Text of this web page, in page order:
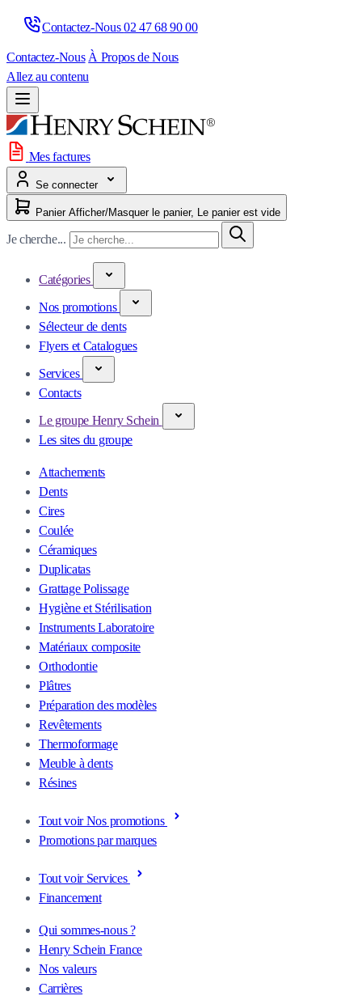
Contactez-Nous 02 47 68 90 00
Contactez-Nous À Propos de Nous
Allez au contenu
Mes factures
Se connecter
Panier Afficher/Masquer le panier, Le panier est vide
Je cherche...
Catégories
Nos promotions
Sélecteur de dents
Flyers et Catalogues
Services
Contacts
Le groupe Henry Schein
Les sites du groupe
Attachements
Dents
Cires
Coulée
Céramiques
Duplicatas
Grattage Polissage
Hygiène et Stérilisation
Instruments Laboratoire
Matériaux composite
Orthodontie
Plâtres
Préparation des modèles
Revêtements
Thermoformage
Meuble à dents
Résines
Tout voir Nos promotions
Promotions par marques
Tout voir Services
Financement
Qui sommes-nous ?
Henry Schein France
Nos valeurs
Carrières